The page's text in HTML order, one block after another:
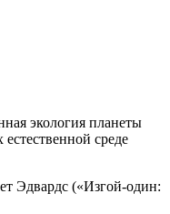
экология планеты
среде
Эдвардс («Изгой-один: